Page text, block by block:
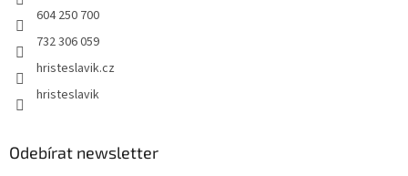
604 250 700
732 306 059
hristeslavik.cz
hristeslavik
Odebírat newsletter